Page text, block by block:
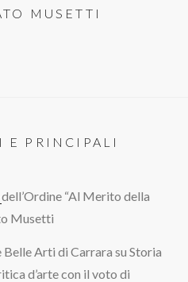
MUSETTI
E PRINCIPALI
dell’Ordine “Al Merito della
Musetti
Arti di Carrara su Storia
d’arte con il voto di